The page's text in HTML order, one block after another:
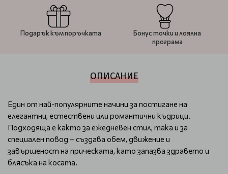
Подарък към поръчката
Бонус точки и лоялна
програма
ОПИСАНИЕ
Един от най-популярните начини за постигане на
елегантни, естествени или романтични къдрици.
Подходяща е както за ежедневен стил, така и за
специален повод – създава обем, движение и
завършеност на прическата, като запазва здравето и
блясъка на косата.